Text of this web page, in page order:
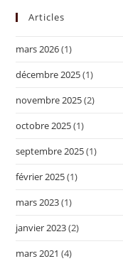
Articles
mars 2026(1)
décembre 2025(1)
novembre 2025(2)
octobre 2025(1)
septembre 2025(1)
février 2025(1)
mars 2023(1)
janvier 2023(2)
mars 2021 (4)